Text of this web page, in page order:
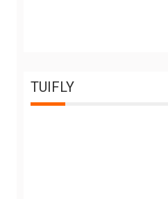
TUIFLY